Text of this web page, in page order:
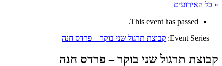
« כל האירועים
This event has passed.
Event Series: קבוצת תרגול שני בוקר – פרדס חנה
קבוצת תרגול שני בוקר – פרדס חנה